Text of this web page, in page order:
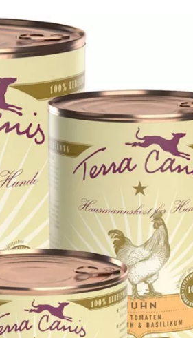
Tomaten und Basilikum
Analytische
Bestandteile